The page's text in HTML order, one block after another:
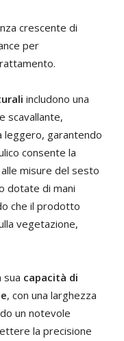
crescente di
per
includono una
scavallante,
leggero, garantendo
consente la
misure del sesto
dotate di mani
che il prodotto
vegetazione,
sua capacità di
, con una larghezza
un notevole
la precisione